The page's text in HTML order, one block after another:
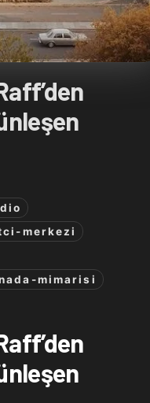
merkezi
mimarisi